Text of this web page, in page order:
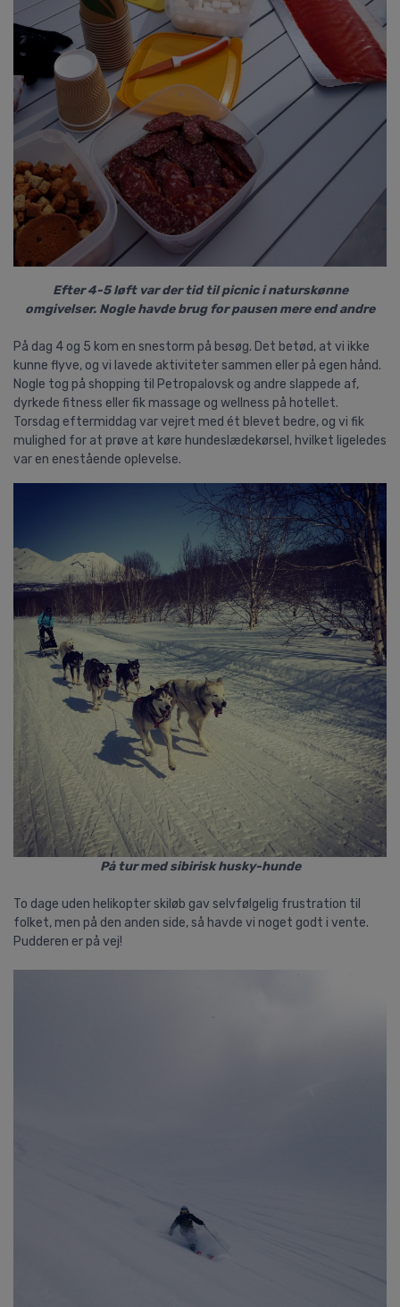
Efter 4-5 løft var der tid til picnic i naturskønne
omgivelser. Nogle havde brug for pausen mere end andre
På dag 4 og 5 kom en snestorm på besøg. Det betød, at vi ikke
kunne flyve, og vi lavede aktiviteter sammen eller på egen hånd.
Nogle tog på shopping til Petropalovsk og andre slappede af,
dyrkede fitness eller fik massage og wellness på hotellet.
Torsdag eftermiddag var vejret med ét blevet bedre, og vi fik
mulighed for at prøve at køre hundeslædekørsel, hvilket ligeledes
var en enestående oplevelse.
På tur med sibirisk husky-hunde
To dage uden helikopter skiløb gav selvfølgelig frustration til
folket, men på den anden side, så havde vi noget godt i vente.
Pudderen er på vej!